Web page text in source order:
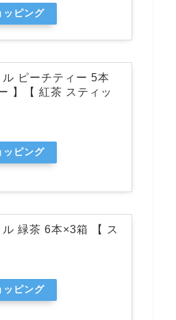
ピング
ピーチティー 5本
】【 紅茶 スティッ
ピング
緑茶 6本×3箱 【 ス
ピング